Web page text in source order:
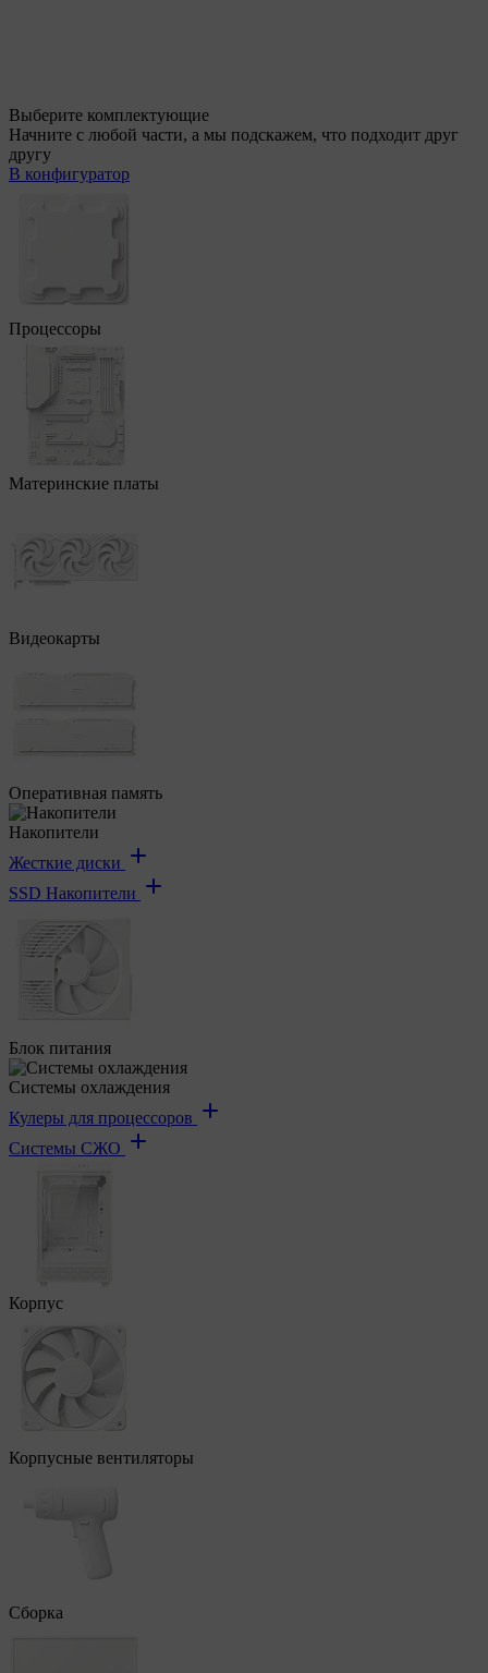
Выберите комплектующие
Начните с любой части, а мы подскажем, что подходит друг
другу
В конфигуратор
Процессоры
Материнские платы
Видеокарты
Оперативная память
Накопители
Жесткие диски
SSD Накопители
Блок питания
Системы охлаждения
Кулеры для процессоров
Системы СЖО
Корпус
Корпусные вентиляторы
Сборка